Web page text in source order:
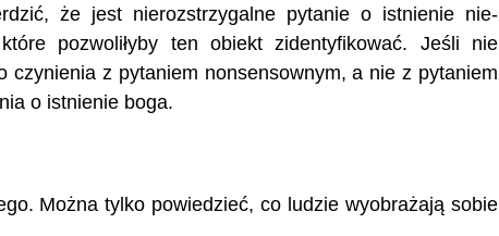
że jest nierozstrzygalne pytanie o istnienie nie-
pozwoliłyby ten obiekt zidentyfikować. Jeśli nie
czynienia z pytaniem nonsensownym, a nie z pytaniem
o istnienie boga.
Można tylko powiedzieć, co ludzie wyobrażają sobie